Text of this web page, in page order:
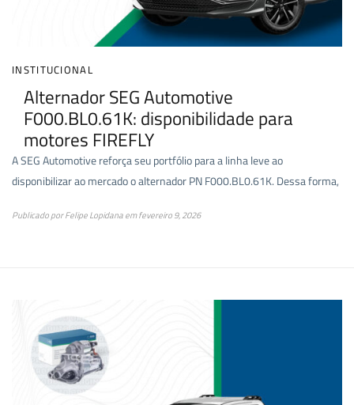
INSTITUCIONAL
Alternador SEG Automotive
F000.BL0.61K: disponibilidade para
motores FIREFLY
A SEG Automotive reforça seu portfólio para a linha leve ao
disponibilizar ao mercado o alternador PN F000.BL0.61K. Dessa forma,
Publicado porFelipe Lopidanaemfevereiro 9, 2026